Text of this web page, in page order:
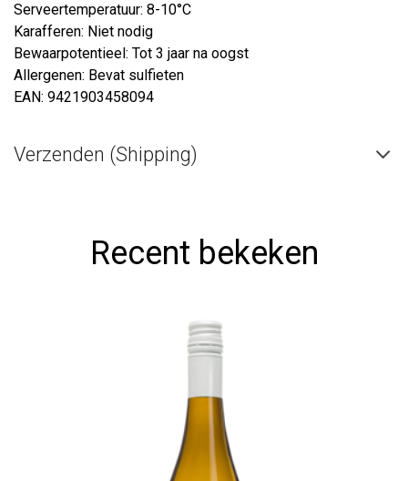
Serveertemperatuur: 8-10°C
Karafferen: Niet nodig
Bewaarpotentieel: Tot 3 jaar na oogst
Allergenen: Bevat sulfieten
EAN: 9421903458094
Verzenden (Shipping)
Recent bekeken